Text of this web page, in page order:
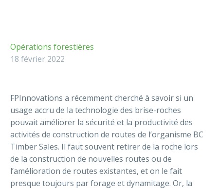
Opérations forestières
18 février 2022
FPInnovations a récemment cherché à savoir si un
usage accru de la technologie des brise-roches
pouvait améliorer la sécurité et la productivité des
activités de construction de routes de l’organisme BC
Timber Sales. Il faut souvent retirer de la roche lors
de la construction de nouvelles routes ou de
l’amélioration de routes existantes, et on le fait
presque toujours par forage et dynamitage. Or, la